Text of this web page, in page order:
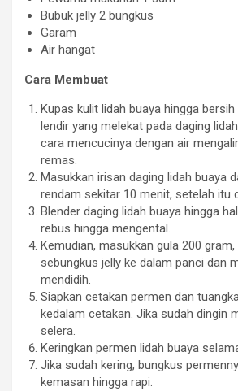
Bubuk jelly 2 bungkus
Garam
Air hangat
Cara Membuat
Kupas kulit lidah buaya hingga
lendir yang melekat pada daging
cara mencucinya dengan air
remas.
Masukkan irisan daging lidah buaya
rendam sekitar 10 menit, setelah itu
Blender daging lidah buaya hingga
rebus hingga mengental.
Kemudian, masukkan gula 200
sebungkus jelly ke dalam panci dan
mendidih.
Siapkan cetakan permen dan
kedalam cetakan. Jika sudah dingin
selera.
Keringkan permen lidah buaya
Jika sudah kering, bungkus
kemasan hingga rapi.